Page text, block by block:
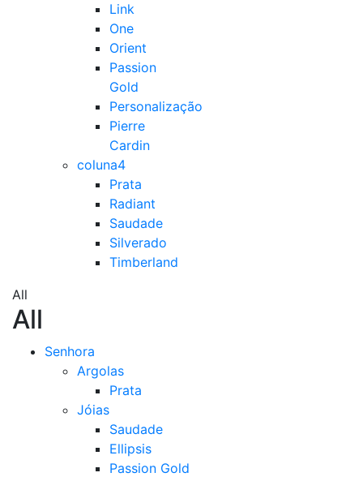
Link
One
Orient
Passion
Gold
Personalização
Pierre
Cardin
coluna4
Prata
Radiant
Saudade
Silverado
Timberland
All
All
Senhora
Argolas
Prata
Jóias
Saudade
Ellipsis
Passion Gold